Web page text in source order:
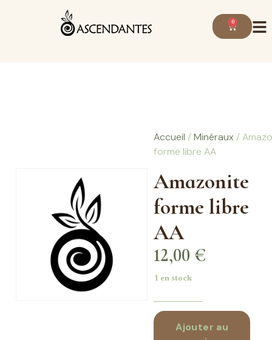
0
Accueil /Minéraux /
forme libre AA
Amazonite
forme libre
AA
12,00 €
1 en stock
Ajouter au